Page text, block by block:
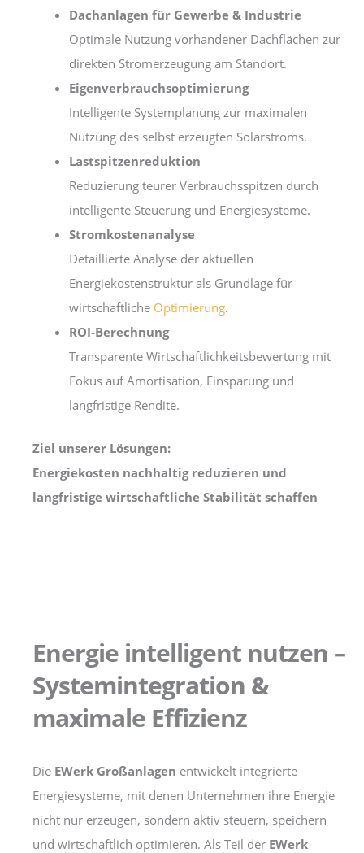
Dachanlagen für Gewerbe & Industrie
Optimale Nutzung vorhandener Dachflächen zur
direkten Stromerzeugung am Standort.
Eigenverbrauchsoptimierung
Intelligente Systemplanung zur maximalen
Nutzung des selbst erzeugten Solarstroms.
Lastspitzenreduktion
Reduzierung teurer Verbrauchsspitzen durch
intelligente Steuerung und Energiesysteme.
Stromkostenanalyse
Detaillierte Analyse der aktuellen
Energiekostenstruktur als Grundlage für
wirtschaftliche Optimierung.
ROI-Berechnung
Transparente Wirtschaftlichkeitsbewertung mit
Fokus auf Amortisation, Einsparung und
langfristige Rendite.
Ziel unserer Lösungen:
Energiekosten nachhaltig reduzieren und
langfristige wirtschaftliche Stabilität schaffen
Energie intelligent nutzen –
Systemintegration &
maximale Effizienz
Die EWerk Großanlagen entwickelt integrierte
Energiesysteme, mit denen Unternehmen ihre Energie
nicht nur erzeugen, sondern aktiv steuern, speichern
und wirtschaftlich optimieren. Als Teil der EWerk